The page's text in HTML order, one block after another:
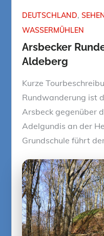
DEUTSCHLAND
WASSERMÜHLEN
Arsbecker
Aldeberg
Kurze
Rundwanderung ist
Arsbeck gegenüber
Adelgundis an der
Grundschule führt